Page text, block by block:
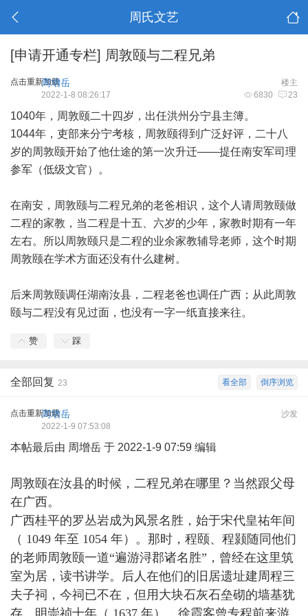
周氏文艺
[申请开通专栏] 周敦颐与二程兄弟
点击重新加载 楼主
周增岳
6830 23
2022-1-8 08:26:17
1040年，周敦颐二十四岁，出任洪州分宁县主簿。
1044年，吏部来分宁考核，周敦颐得到广泛好评，二十八
岁的周敦颐开始了他仕途的第一次升迁——提任南安军司理
参军（低级文官）。
在南安，周敦颐与二程兄弟的老爸相识，这个人请周敦颐做
二程的家教，当二程是十五、六岁的少年，家教时期有一年
左右。所以周敦颐只是二程的业余家教辅导老师，这个时期
周敦颐在学术方面还没有什么建树。
后来周敦颐调任湖南汝县，二程老爸也调任广西；从此周敦
颐与二程没有见过面，也没有一字一纸直接来往。
赞 踩
倒序浏览
看全部
全部回复 23
点击重新加载 沙发
周增岳
2022-1-9 07:53:08
本帖最后由 周增岳 于 2022-1-9 07:59 编辑
周敦颐在汝县的时候，二程兄弟在哪里？当然跟父母
在广西。
广西桂平的罗丛岩成为风景名胜，始于宋代皇祐年间
（ 1049 年至 1054 年）。那时， 程颐、 程颢随同他们
的老师周敦颐一道“遍游浔郡诸名胜”，曾经在这里筑
室为居，读书讲学。后人在他们的旧居遗址建周程三
夫子祠，今祠已不在，但用大块石灰石垒砌的墙基犹
存。明崇祯十年（ 1637 年）， 徐霞客曾专程前来游